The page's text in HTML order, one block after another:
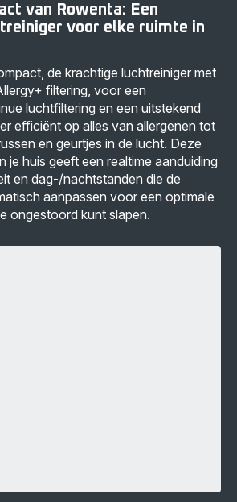
van Rowenta: Een
voor elke ruimte in
de krachtige luchtreiniger met
filtering, voor een
luchtfiltering en een uitstekend
efficiënt op alles van allergenen tot
en geurtjes in de lucht. Deze
je huis geeft een realtime aanduiding
en dag-/nachtstanden die de
aanpassen voor een optimale
ongestoord kunt slapen.